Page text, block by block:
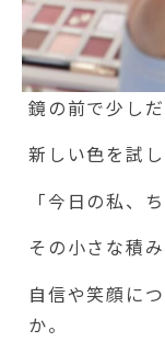
鏡の前で少し
新しい色を試し
「今日の私、
その小さな積
自信や笑顔に
か。